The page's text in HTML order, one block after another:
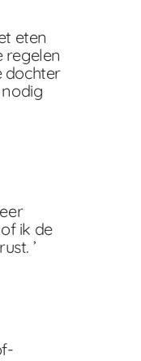
eten
regelen
dochter
ik de
’